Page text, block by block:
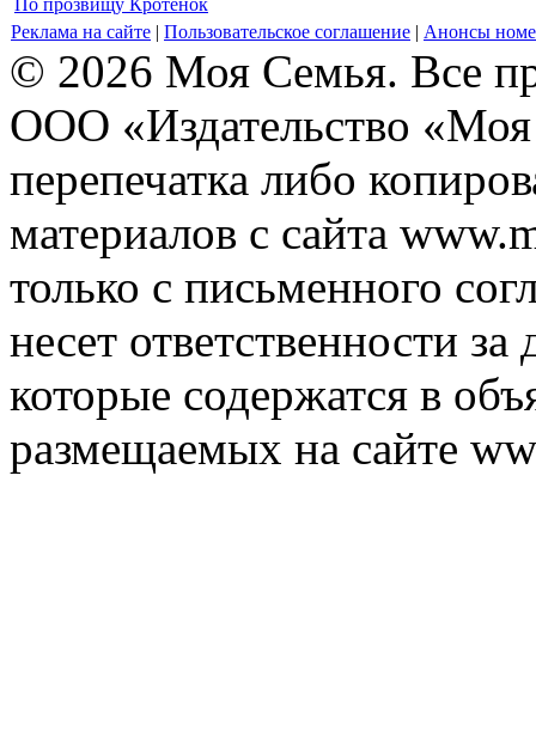
Реклама на сайте | Пользовательское соглашение | Анонсы
© 2026 Моя Семья. Все
ООО «Издательство
перепечатка либо
материалов с сайта
только с письменного
несет ответственности
которые содержатся в
размещаемых на сайте